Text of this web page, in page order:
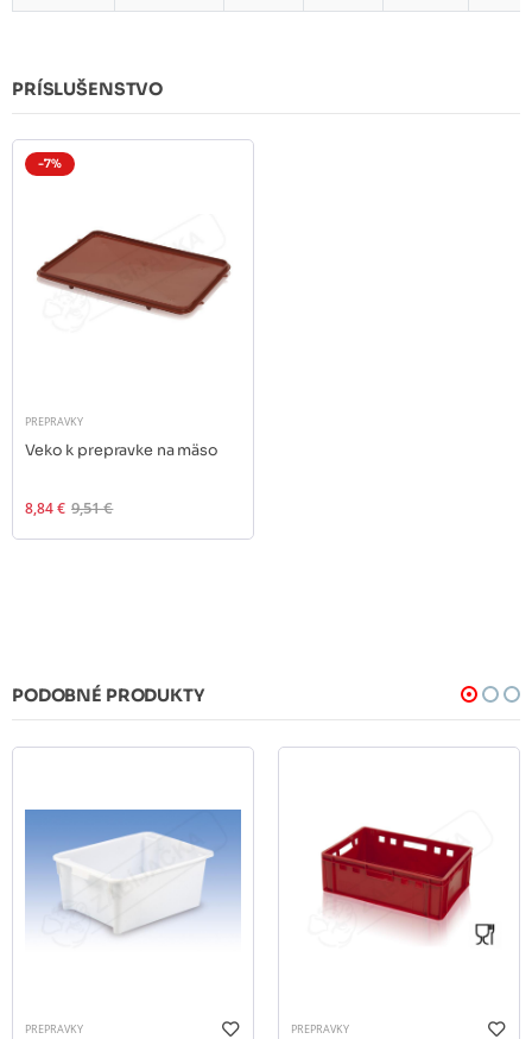
PRÍSLUŠENSTVO
-7%
PREPRAVKY
Veko k prepravke na mäso
8,84 € 9,51 €
PODOBNÉ PRODUKTY
PREPRAVKY PREPRAVKY